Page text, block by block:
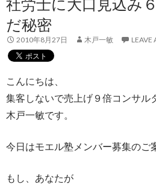
社労士に大口見込み
だ秘密
2010年8月27日 木戸一敏 LEAVE
こんにちは、
集客しないで売上げ９倍コンサル
木戸一敏です。
今日はモエル塾メンバー募集のご
もし、あなたが